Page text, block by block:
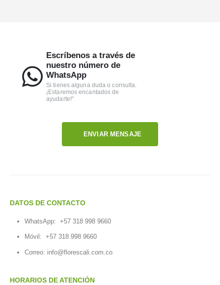
Escríbenos a través de
nuestro número de
WhatsApp
Si tienes alguna duda o consulta.
¡Estaremos encantados de
ayudarte!"
ENVIAR MENSAJE
DATOS DE CONTACTO
WhatsApp: +57 318 998 9660
Móvil: +57 318 998 9660
Correo: info@florescali.com.co
HORARIOS DE ATENCIÓN